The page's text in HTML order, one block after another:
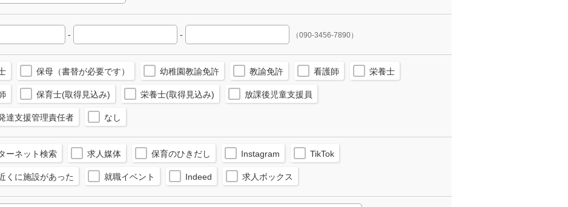
- - （090-3456-7890）
保母（書替が必要です） 幼稚園教諭免許 教諭免許 看護師 栄養士
保育士(取得見込み) 栄養士(取得見込み) 放課後児童支援員
達支援管理責任者 なし
ーネット検索 求人媒体 保育のひきだし Instagram TikTok
くに施設があった 就職イベント Indeed 求人ボックス